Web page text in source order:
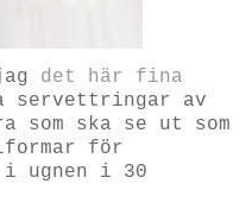
det här fina
servettringar av
som ska se ut som
för
i ugnen i 30